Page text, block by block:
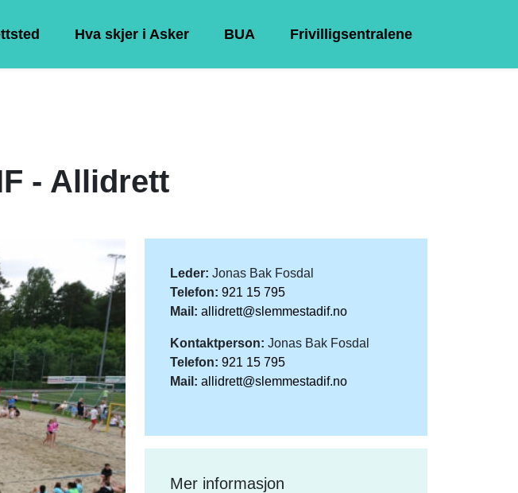
Hva skjer i Asker BUA Frivilligsentralene
- Allidrett
Leder: Jonas Bak Fosdal
Telefon: 921 15 795
Mail: allidrett@slemmestadif.no
Kontaktperson: Jonas Bak Fosdal
Telefon: 921 15 795
Mail: allidrett@slemmestadif.no
Mer informasjon